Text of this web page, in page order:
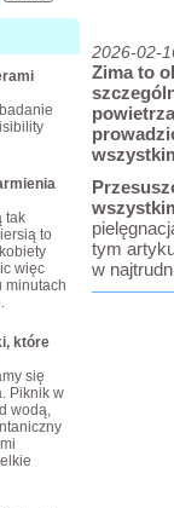
2026-02-
Zima to
tym
w
tak
to
więc
minutach
które
się
Piknik w
wodą,